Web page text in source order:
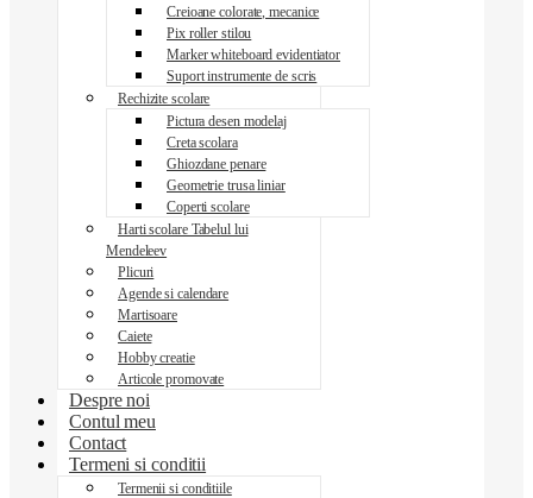
Creioane colorate, mecanice
Pix roller stilou
Marker whiteboard evidentiator
Suport instrumente de scris
Rechizite scolare
Pictura desen modelaj
Creta scolara
Ghiozdane penare
Geometrie trusa liniar
Coperti scolare
Harti scolare Tabelul lui
Mendeleev
Plicuri
Agende si calendare
Martisoare
Caiete
Hobby creatie
Articole promovate
Despre noi
Contul meu
Contact
Termeni si conditii
Termenii si conditiile